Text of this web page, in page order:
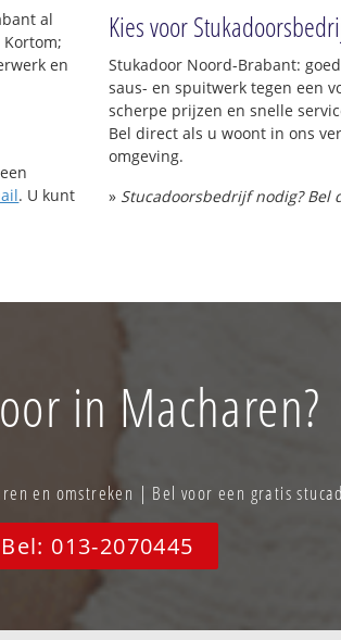
al
en
. U kunt
Kies voor
Stukadoor Noord-Brabant:
saus- en spuitwerk tegen een
scherpe prijzen en snelle
Bel direct als u woont in ons
omgeving.
» Stucadoorsbedrijf nodig? Bel
in Macharen?
en omstreken | Bel voor een gratis
Bel: 013-2070445